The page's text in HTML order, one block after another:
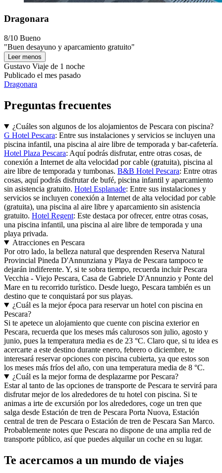
Dragonara
8/10 Bueno
"Buen desayuno y aparcamiento gratuito"
Leer menos
Gustavo Viaje de 1 noche
Publicado el mes pasado
Dragonara
Preguntas frecuentes
¿Cuáles son algunos de los alojamientos de Pescara con piscina?
G Hotel Pescara: Entre sus instalaciones y servicios se incluyen una
piscina infantil, una piscina al aire libre de temporada y bar-cafetería.
Hotel Plaza Pescara: Aquí podrás disfrutar, entre otras cosas, de
conexión a Internet de alta velocidad por cable (gratuita), piscina al
aire libre de temporada y tumbonas. B&B Hotel Pescara: Entre otras
cosas, aquí podrás disfrutar de bufé, piscina infantil y aparcamiento
sin asistencia gratuito. Hotel Esplanade: Entre sus instalaciones y
servicios se incluyen conexión a Internet de alta velocidad por cable
(gratuita), una piscina al aire libre y aparcamiento sin asistencia
gratuito. Hotel Regent: Este destaca por ofrecer, entre otras cosas,
una piscina infantil, una piscina al aire libre de temporada y una
playa privada.
Atracciones en Pescara
Por otro lado, la belleza natural que desprenden Reserva Natural
Provincial Pineda D'Annunziana y Playa de Pescara tampoco te
dejarán indiferente. Y, si te sobra tiempo, recuerda incluir Pescara
Vecchia - Viejo Pescara, Casa de Gabriele D'Annunzio y Ponte del
Mare en tu recorrido turístico. Desde luego, Pescara también es un
destino que te conquistará por sus playas.
¿Cuál es la mejor época para reservar un hotel con piscina en
Pescara?
Si te apetece un alojamiento que cuente con piscina exterior en
Pescara, recuerda que los meses más calurosos son julio, agosto y
junio, pues la temperatura media es de 23 °C. Claro que, si tu idea es
acercarte a este destino durante enero, febrero o diciembre, te
interesará reservar opciones con piscina cubierta, ya que estos son
los meses más fríos del año, con una temperatura media de 8 °C.
¿Cuál es la mejor forma de desplazarme por Pescara?
Estar al tanto de las opciones de transporte de Pescara te servirá para
disfrutar mejor de los alrededores de tu hotel con piscina. Si te
animas a irte de excursión por los alrededores, coge un tren que
salga desde Estación de tren de Pescara Porta Nuova, Estación
central de tren de Pescara o Estación de tren de Pescara San Marco.
Probablemente notes que Pescara no dispone de una amplia red de
transporte público, así que puedes alquilar un coche en su lugar.
Te acercamos a un mundo de viajes